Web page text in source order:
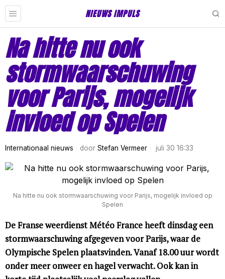
NIEUWS IMPULS
Na hitte nu ook
stormwaarschuwing
voor Parijs, mogelijk
invloed op Spelen
Internationaal nieuws door Stefan Vermeer juli 30 16:33
Na hitte nu ook stormwaarschuwing voor Parijs, mogelijk invloed op
Spelen
De Franse weerdienst Météo France heeft dinsdag een
stormwaarschuwing afgegeven voor Parijs, waar de
Olympische Spelen plaatsvinden. Vanaf 18.00 uur wordt
onder meer onweer en hagel verwacht. Ook kan in